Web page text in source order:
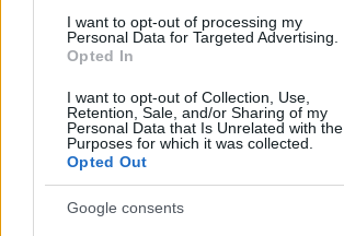
I want to opt-out of processing my
Personal Data for Targeted Advertising.
Opted In
I want to opt-out of Collection, Use,
Retention, Sale, and/or Sharing of my
Personal Data that Is Unrelated with the
Purposes for which it was collected.
Opted Out
Google consents